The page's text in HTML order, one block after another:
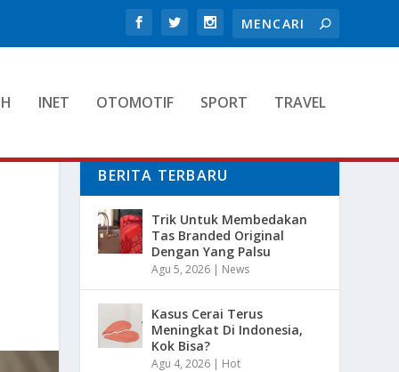
INET OTOMOTIF SPORT TRAVEL
BERITA TERBARU
Trik Untuk Membedakan
Tas Branded Original
Dengan Yang Palsu
Agu 5, 2026 | News
Kasus Cerai Terus
Meningkat Di Indonesia,
Kok Bisa?
Agu 4, 2026 | Hot